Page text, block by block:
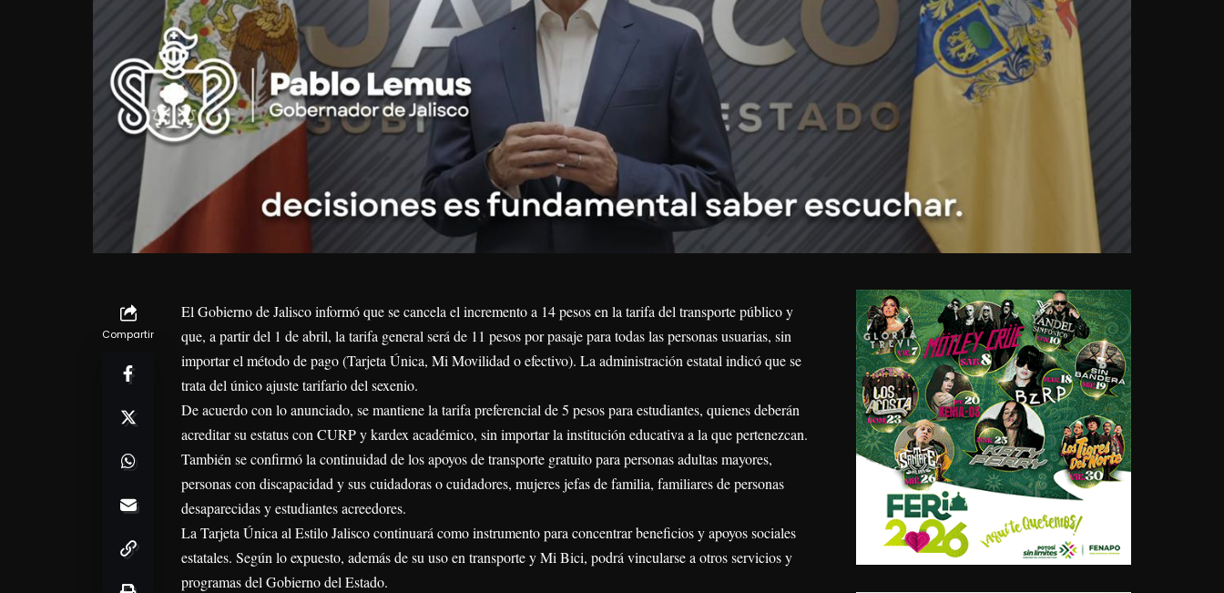
Compartir
El Gobierno de Jalisco informó que se cancela el incremento a 14 pesos en la tarifa del transporte público y
que, a partir del 1 de abril, la tarifa general será de 11 pesos por pasaje para todas las personas usuarias, sin
importar el método de pago (Tarjeta Única, Mi Movilidad o efectivo). La administración estatal indicó que se
trata del único ajuste tarifario del sexenio.
De acuerdo con lo anunciado, se mantiene la tarifa preferencial de 5 pesos para estudiantes, quienes deberán
acreditar su estatus con CURP y kardex académico, sin importar la institución educativa a la que pertenezcan.
También se confirmó la continuidad de los apoyos de transporte gratuito para personas adultas mayores,
personas con discapacidad y sus cuidadoras o cuidadores, mujeres jefas de familia, familiares de personas
desaparecidas y estudiantes acreedores.
La Tarjeta Única al Estilo Jalisco continuará como instrumento para concentrar beneficios y apoyos sociales
estatales. Según lo expuesto, además de su uso en transporte y Mi Bici, podrá vincularse a otros servicios y
programas del Gobierno del Estado.